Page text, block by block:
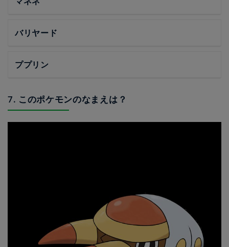
バリヤード
ププリン
7. このポケモンのなまえは？